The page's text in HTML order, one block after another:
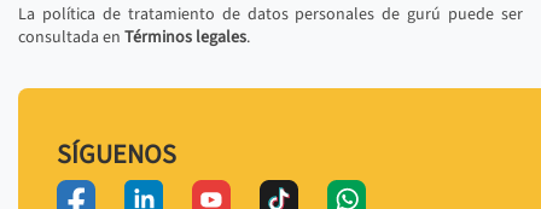
La política de tratamiento de datos personales de gurú puede ser
consultada en Términos legales.
SÍGUENOS